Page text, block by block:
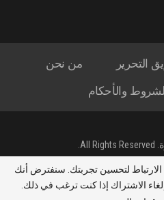
التحرير
من نحن
والأحكام
كورة - تصميم : ياسين محمد الشحات
لتحسين تجربتك. سنفترض أنك
الاشتراك إذا كنت ترغب في ذلك.